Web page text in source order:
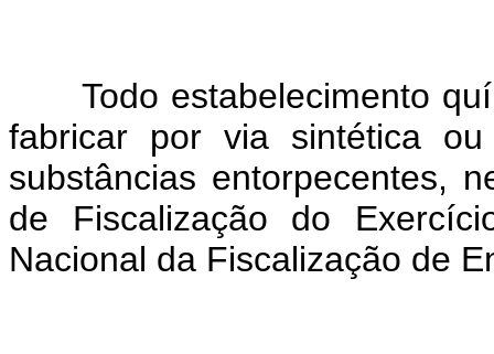
Todo estabelecimento
fabricar por via sintética
substâncias entorpecentes,
de Fiscalização do
Nacional da Fiscalização de